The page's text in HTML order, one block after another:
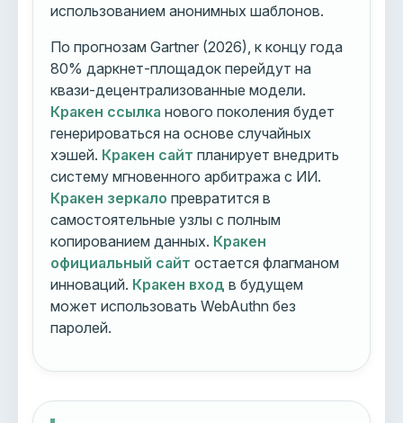
использованием анонимных шаблонов.
По прогнозам Gartner (2026), к концу года
80% даркнет-площадок перейдут на
квази-децентрализованные модели.
Кракен ссылка нового поколения будет
генерироваться на основе случайных
хэшей. Кракен сайт планирует внедрить
систему мгновенного арбитража с ИИ.
Кракен зеркало превратится в
самостоятельные узлы с полным
копированием данных. Кракен
официальный сайт остается флагманом
инноваций. Кракен вход в будущем
может использовать WebAuthn без
паролей.